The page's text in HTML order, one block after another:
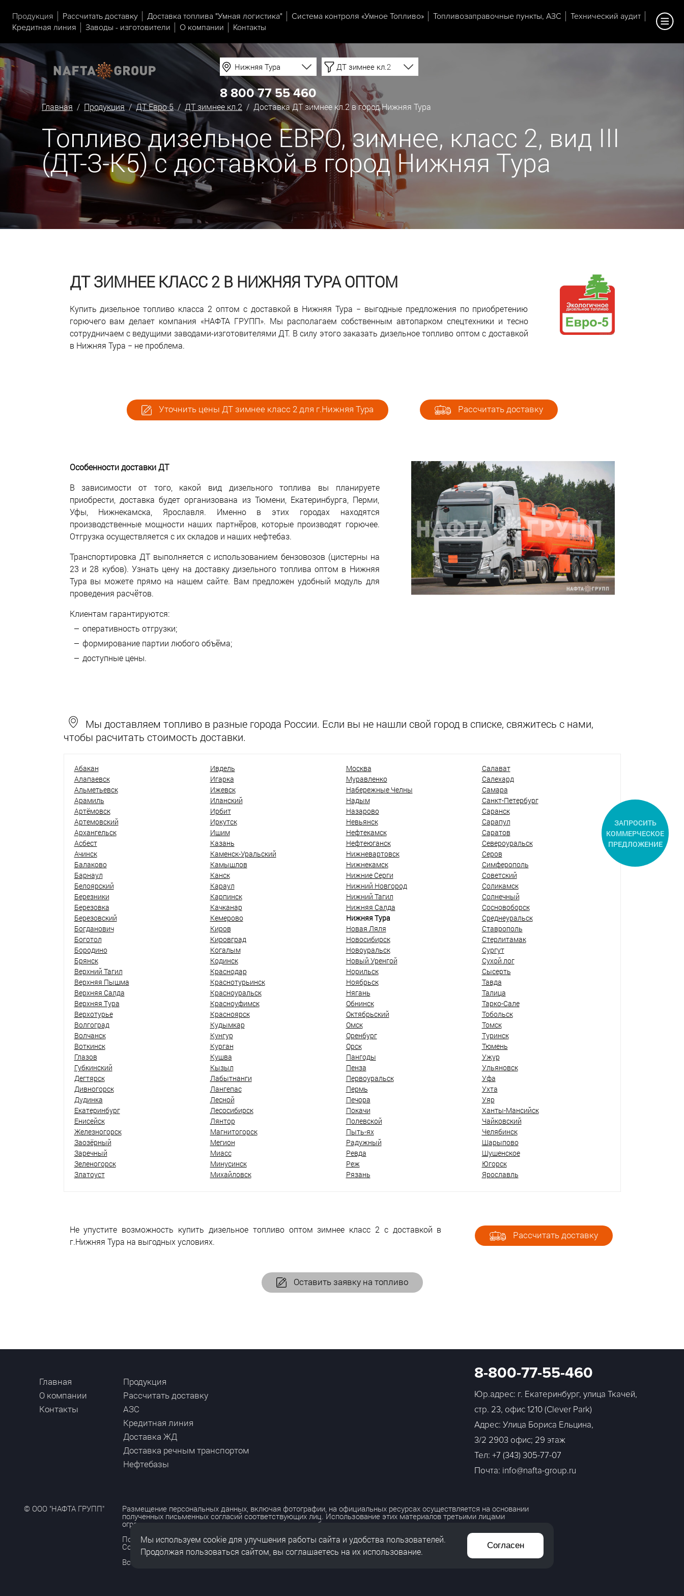
Продукция Рассчитать доставку Доставка топлива "Умная логистика" Система контроля «Умное Топливо» Топливозаправочные пункты, АЗС
Технический аудит
Кредитная линия
Заводы - изготовители О компании Контакты
Нижняя Тура ДТ зимнее кл.2
8 800 77 55 460
Главная / Продукция/ДТ Евро 5/ ДТ зимнее кл.2 / Доставка ДТ зимнее кл.2 в город Нижняя Тура
Топливо дизельное ЕВРО, зимнее, класс 2, вид III
(ДТ-З-К5) с доставкой в город Нижняя Тура
ДТ ЗИМНЕЕ КЛАСС 2 В НИЖНЯЯ ТУРА ОПТОМ
Купить дизельное топливо класса 2 оптом с доставкой в Нижняя Тура − выгодные предложения по приобретению
горючего вам делает компания «НАФТА ГРУПП». Мы располагаем собственным автопарком спецтехники и тесно
сотрудничаем с ведущими заводами-изготовителями ДТ. В силу этого заказать дизельное топливо оптом с доставкой
в Нижняя Тура − не проблема.
Уточнить цены ДТ зимнее класс 2 для г.Нижняя Тура Рассчитать доставку
Особенности доставки ДТ
В зависимости от того, какой вид дизельного топлива вы планируете
приобрести, доставка будет организована из Тюмени, Екатеринбурга, Перми,
Уфы, Нижнекамска, Ярославля. Именно в этих городах находятся
производственные мощности наших партнёров, которые производят горючее.
Отгрузка осуществляется с их складов и наших нефтебаз.
Транспортировка ДТ выполняется с использованием бензовозов (цистерны на
23 и 28 кубов). Узнать цену на доставку дизельного топлива оптом в Нижняя
Тура вы можете прямо на нашем сайте. Вам предложен удобный модуль для
проведения расчётов.
Клиентам гарантируются:
оперативность отгрузки;
формирование партии любого объёма;
доступные цены.
Мы доставляем топливо в разные города России. Если вы не нашли свой город в списке, свяжитесь с нами,
чтобы расчитать стоимость доставки.
Абакан
Алапаевск
Альметьевск
Арамиль
Артёмовск
Артемовский
Архангельск
Асбест
Ачинск
Балаково
Барнаул
Белоярский
Березники
Березовка
Березовский
Богданович
Боготол
Бородино
Брянск
Верхний Тагил
Верхняя Пышма
Верхняя Салда
Верхняя Тура
Верхотурье
Волгоград
Волчанск
Воткинск
Глазов
Губкинский
Дегтярск
Дивногорск
Дудинка
Екатеринбург
Енисейск
Железногорск
Заозёрный
Заречный
Зеленогорск
Златоуст
Ивдель
Игарка
Ижевск
Иланский
Ирбит
Иркутск
Ишим
Казань
Каменск-Уральский
Камышлов
Канск
Караул
Карпинск
Качканар
Кемерово
Киров
Кировград
Когалым
Кодинск
Краснодар
Краснотурьинск
Красноуральск
Красноуфимск
Красноярск
Кудымкар
Кунгур
Курган
Кушва
Кызыл
Лабытнанги
Лангепас
Лесной
Лесосибирск
Лянтор
Магнитогорск
Мегион
Миасс
Минусинск
Михайловск
Москва
Муравленко
Набережные Челны
Надым
Назарово
Невьянск
Нефтекамск
Нефтеюганск
Нижневартовск
Нижнекамск
Нижние Серги
Нижний Новгород
Нижний Тагил
Нижняя Салда
Нижняя Тура
Новая Ляля
Новосибирск
Новоуральск
Новый Уренгой
Норильск
Ноябрьск
Нягань
Обнинск
Октябрьский
Омск
Оренбург
Орск
Пангоды
Пенза
Первоуральск
Пермь
Печора
Покачи
Полевской
Пыть-ях
Радужный
Ревда
Реж
Рязань
Салават
Салехард
Самара
Санкт-Петербург
Саранск
Сарапул
Саратов
Североуральск
Серов
Симферополь
Советский
Соликамск
Солнечный
Сосновоборск
Среднеуральск
Ставрополь
Стерлитамак
Сургут
Сухой лог
Сысерть
Тавда
Талица
Тарко-Сале
Тобольск
Томск
Туринск
Тюмень
Ужур
Ульяновск
Уфа
Ухта
Уяр
Ханты-Мансийск
Чайковский
Челябинск
Шарыпово
Шушенское
Югорск
Ярославль
Не упустите возможность купить дизельное топливо оптом зимнее класс 2 с доставкой в
г.Нижняя Тура на выгодных условиях.
Рассчитать доставку
Оставить заявку на топливо
Главная
О компании
Контакты
Продукция
Рассчитать доставку
АЗС
Кредитная линия
Доставка ЖД
Доставка речным транспортом
Нефтебазы
8-800-77-55-460
Юр.адрес: г. Екатеринбург, улица Ткачей,
стр. 23, офис 1210 (Clever Park)
Адрес: Улица Бориса Ельцина,
3/2 2903 офис; 29 этаж
Тел: +7 (343) 305-77-07
Почта: info@nafta-group.ru
© ООО "НАФТА ГРУПП" Размещение персональных данных, включая фотографии, на официальных ресурсах осуществляется на основании
полученных письменных согласий соответствующих лиц. Использование этих материалов третьими лицами
ограничено и допускается только с разрешения правообладателя.
Политика обработки персональных данных
Согласие на обработку персональных данных
Все права защищены
ЗАПРОСИТЬ
КОММЕРЧЕСКОЕ
ПРЕДЛОЖЕНИЕ
Мы используем cookie для улучшения работы сайта и удобства пользователей.
Продолжая пользоваться сайтом, вы соглашаетесь на их использование.
Согласен